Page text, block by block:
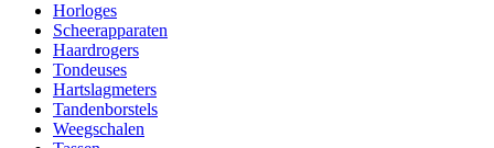
Horloges
Scheerapparaten
Haardrogers
Tondeuses
Hartslagmeters
Tandenborstels
Weegschalen